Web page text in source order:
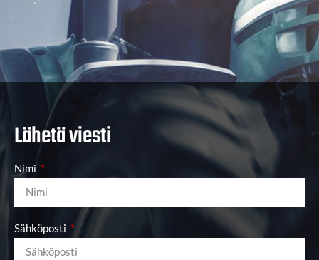
Lähetä viesti
Nimi
Sähköposti